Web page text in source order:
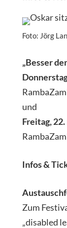
Foto: Jörg
„Besser
und
Freitag,
Infos &
Zum
„disabled